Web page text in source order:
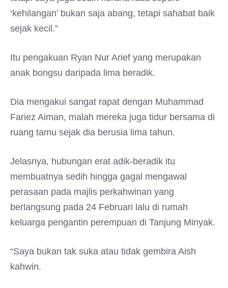
‘kehilangan’ bukan saja abang, tetapi sahabat baik
sejak kecil.”
Itu pengakuan Ryan Nur Arief yang merupakan
anak bongsu daripada lima beradik.
Dia mengakui sangat rapat dengan Muhammad
Fariez Aiman, malah mereka juga tidur bersama di
ruang tamu sejak dia berusia lima tahun.
Jelasnya, hubungan erat adik-beradik itu
membuatnya sedih hingga gagal mengawal
perasaan pada majlis perkahwinan yang
berlangsung pada 24 Februari lalu di rumah
keluarga pengantin perempuan di Tanjung Minyak.
“Saya bukan tak suka atau tidak gembira Aish
kahwin.